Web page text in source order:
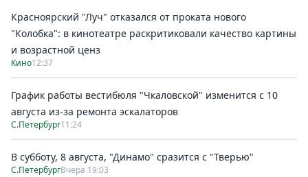
Красноярский "Луч" отказался от проката нового
"Колобка": в кинотеатре раскритиковали качество картины
и возрастной ценз
Кино12:37
График работы вестибюля "Чкаловской" изменится с 10
августа из-за ремонта эскалаторов
С.Петербург11:24
В субботу, 8 августа, "Динамо" сразится с "Тверью"
С.ПетербургВчера 19:03